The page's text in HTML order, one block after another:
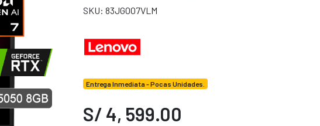
SKU: 83JG007VLM
Entrega Inmediata - Pocas Unidades.
S/ 4, 599.00